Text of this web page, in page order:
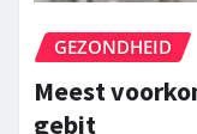
GEZONDHEID
Meest
gebit